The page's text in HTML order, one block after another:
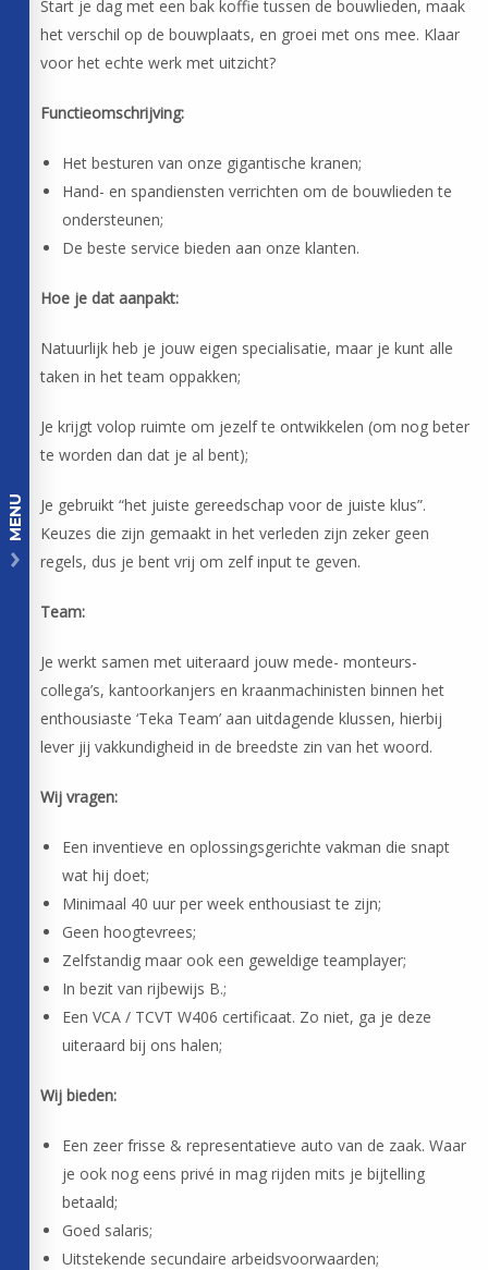
MENU
Start je dag met een bak koffie tussen de bouwlieden, maak
het verschil op de bouwplaats, en groei met ons mee. Klaar
voor het echte werk met uitzicht?
Functieomschrijving:
Het besturen van onze gigantische kranen;
Hand- en spandiensten verrichten om de bouwlieden te
ondersteunen;
De beste service bieden aan onze klanten.
Hoe je dat aanpakt:
Natuurlijk heb je jouw eigen specialisatie, maar je kunt alle
taken in het team oppakken;
Je krijgt volop ruimte om jezelf te ontwikkelen (om nog beter
te worden dan dat je al bent);
Je gebruikt “het juiste gereedschap voor de juiste klus”.
Keuzes die zijn gemaakt in het verleden zijn zeker geen
regels, dus je bent vrij om zelf input te geven.
Team:
Je werkt samen met uiteraard jouw mede- monteurs-
collega’s, kantoorkanjers en kraanmachinisten binnen het
enthousiaste ‘Teka Team’ aan uitdagende klussen, hierbij
lever jij vakkundigheid in de breedste zin van het woord.
Wij vragen:
Een inventieve en oplossingsgerichte vakman die snapt
wat hij doet;
Minimaal 40 uur per week enthousiast te zijn;
Geen hoogtevrees;
Zelfstandig maar ook een geweldige teamplayer;
In bezit van rijbewijs B.;
Een VCA / TCVT W406 certificaat. Zo niet, ga je deze
uiteraard bij ons halen;
Wij bieden:
Een zeer frisse & representatieve auto van de zaak. Waar
je ook nog eens privé in mag rijden mits je bijtelling
betaald;
Goed salaris;
Uitstekende secundaire arbeidsvoorwaarden;